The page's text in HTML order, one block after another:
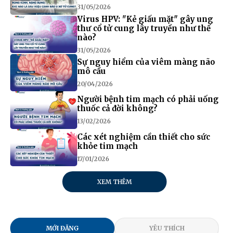
31/05/2026
Virus HPV: "Kẻ giấu mặt" gây ung
thư cổ tử cung lây truyền như thế
nào?
31/05/2026
Sự nguy hiểm của viêm màng não
mô cầu
20/04/2026
Người bệnh tim mạch có phải uống
thuốc cả đời không?
13/02/2026
Các xét nghiệm cần thiết cho sức
khỏe tim mạch
17/01/2026
XEM THÊM
MỚI ĐĂNG YÊU THÍCH